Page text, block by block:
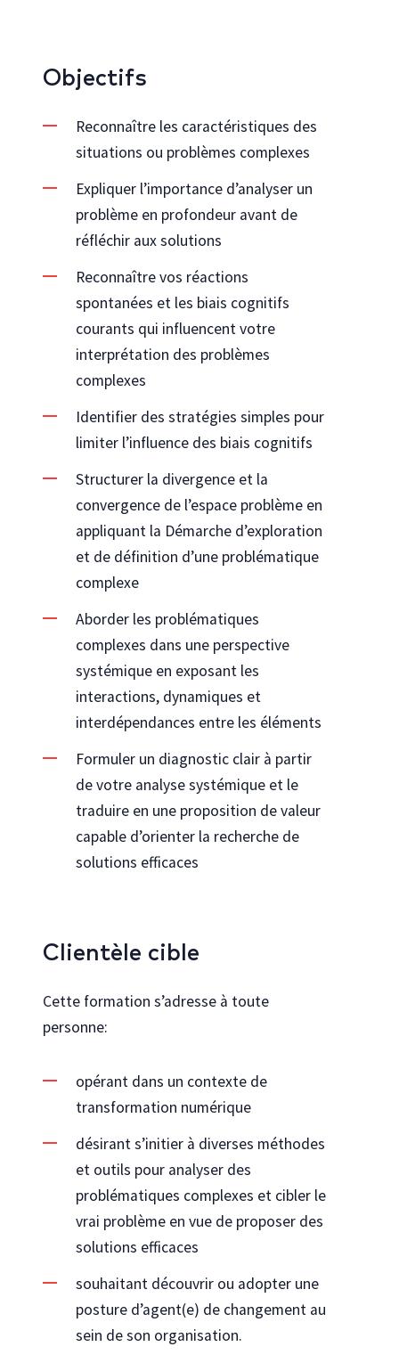
Objectifs
Reconnaître les caractéristiques des
situations ou problèmes complexes
Expliquer l’importance d’analyser un
problème en profondeur avant de
réfléchir aux solutions
Reconnaître vos réactions
spontanées et les biais cognitifs
courants qui influencent votre
interprétation des problèmes
complexes
Identifier des stratégies simples pour
limiter l’influence des biais cognitifs
Structurer la divergence et la
convergence de l’espace problème en
appliquant la Démarche d’exploration
et de définition d’une problématique
complexe
Aborder les problématiques
complexes dans une perspective
systémique en exposant les
interactions, dynamiques et
interdépendances entre les éléments
Formuler un diagnostic clair à partir
de votre analyse systémique et le
traduire en une proposition de valeur
capable d’orienter la recherche de
solutions efficaces
Clientèle cible
Cette formation s’adresse à toute
personne:
opérant dans un contexte de
transformation numérique
désirant s’initier à diverses méthodes
et outils pour analyser des
problématiques complexes et cibler le
vrai problème en vue de proposer des
solutions efficaces
souhaitant découvrir ou adopter une
posture d’agent(e) de changement au
sein de son organisation.